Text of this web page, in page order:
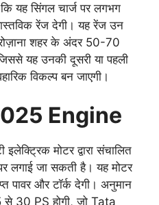
कि यह सिंगल चार्ज पर लगभग
रेंज देगी। यह रेंज उन
शहर के अंदर 50-70
यह उनकी दूसरी या पहली
विकल्प बन जाएगी।
Engine
इलेक्ट्रिक मोटर द्वारा संचालित
लगाई जा सकती है। यह मोटर
पावर और टॉर्क देगी। अनुमान
से 30 PS होगी, जो Tata